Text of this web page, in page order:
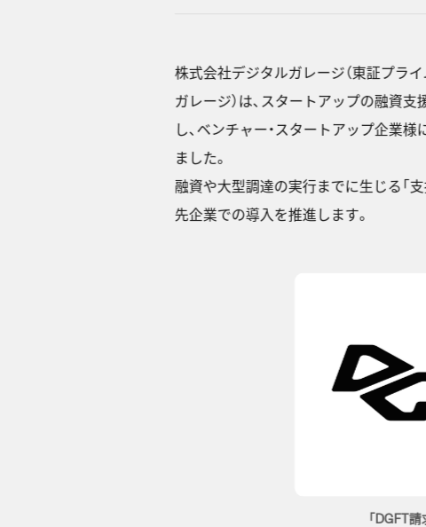
株式会社デジタルガレージ（東証プライ
ガレージ）は、スタートアップの融資支
し、ベンチャー・スタートアップ企業
ました。
融資や大型調達の実行までに生じる「
先企業での導入を推進します。
「DGFT